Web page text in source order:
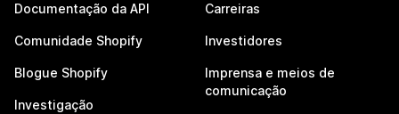
Documentação da API
Comunidade Shopify
Blogue Shopify
Investigação
Carreiras
Investidores
Imprensa e meios de
comunicação